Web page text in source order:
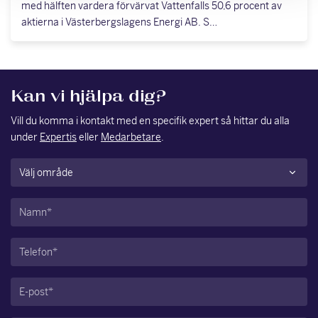
med hälften vardera förvärvat Vattenfalls 50,6 procent av
aktierna i Västerbergslagens Energi AB. S…
Kan vi hjälpa dig?
Vill du komma i kontakt med en specifik expert så hittar du alla
under Expertiseller Medarbetare.
Område(Obligatoriskt)
Namn(Obligatoriskt)
Telefon(Obligatoriskt)
E-
post(Obligatoriskt)